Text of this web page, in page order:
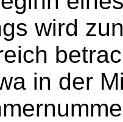
wird
in der